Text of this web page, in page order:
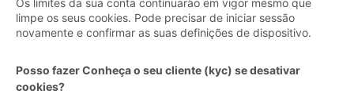
Os limites da sua conta continuarão em vigor mesmo que
limpe os seus cookies. Pode precisar de iniciar sessão
novamente e confirmar as suas definições de dispositivo.
Posso fazer Conheça o seu cliente (kyc) se desativar
cookies?